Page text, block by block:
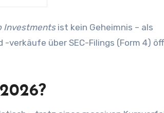
Investmentsist kein Geheimnis – als
verkäufe über SEC-Filings (Form 4)